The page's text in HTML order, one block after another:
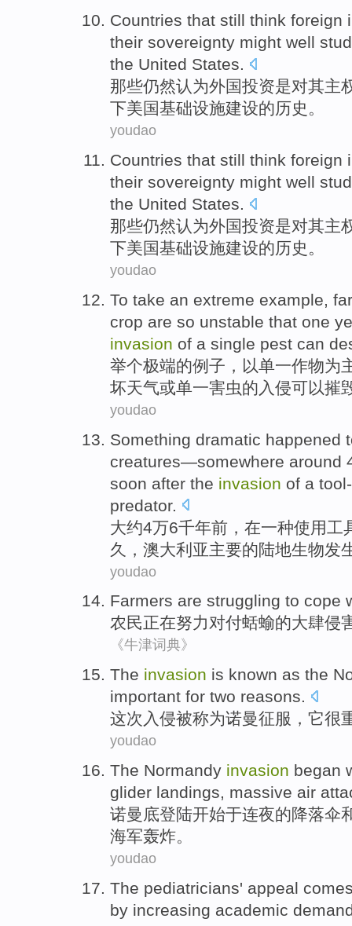
Countries that still think foreign
their sovereignty might well
the United States.
那些仍然认为外国投资是对其主
下美国基础设施建设的历史 。
youdao
Countries that still think foreign
their sovereignty might well
the United States.
那些仍然认为外国投资是对其主
下美国基础设施建设的历史 。
youdao
To take an extreme example,
crop are so unstable that one
invasion of a single pest can
举个极端的例子 ， 以单一作物为
坏天气或单一害虫的 入侵可以摧
youdao
Something dramatic happened
creatures—somewhere around
soon after the invasion of a
predator.
大约4万6千年前 ，在一种使用工
久
， 澳大利亚主要的陆地生物发
youdao
Farmers are struggling to cope
农民正在努力对付蛞蝓的大肆侵
《牛津词典》
The invasion is known as the
important for two reasons.
这次 入侵被称为诺曼征服 ， 它很
youdao
The Normandy invasion began
glider landings, massive air
诺曼底登陆开始于连夜的降落伞
海军轰炸。
youdao
The pediatricians' appeal
by increasing academic